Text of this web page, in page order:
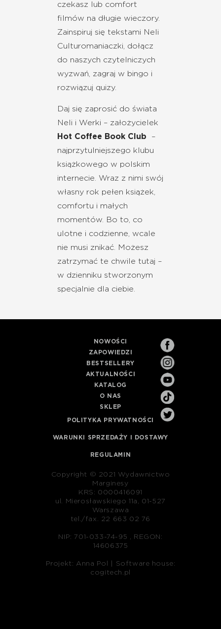
czekasz lub comfort
filmów na długie wieczory.
Zainspiruj się tekstami Neli
Culturomaniaczki, dołącz
do naszych czytelniczych
wyzwań, zagraj w bingo i
rozwiązuj quizy.
Daj się zaprosić do świata
Neli i Werki – założycielek
Hot Coffee Book Club –
najprzytulniejszego klubu
książkowego w polskim
internecie. Wraz z nimi swój
własny rok pełen książek,
comfortu i małych
momentów. Bo to, co
ulotne i codzienne, wcale
nie musi znikać. Możesz
zatrzymać te chwile tutaj –
w dzienniku stworzonym
specjalnie dla ciebie.
NOWOŚCI
ZAPOWIEDZI
BESTSELLERY
AKTUALNOŚCI
KATALOG
O NAS
SKLEP
POLITYKA PRYWATNOŚCI
WARUNKI SPRZEDAŻY I DOSTAWY
REGULAMIN
Copyright © 2021 Wydawnictwo
Marginesy
KRS: 0000416091
ul. Mierosławskiego 11a, 01-527
Warszawa
tel./fax. 22 663 02 76
NIP: 701-033-74-95 , REGON:
14606375
Projekt: Anna Pol |
Software house:
cogitech.pl